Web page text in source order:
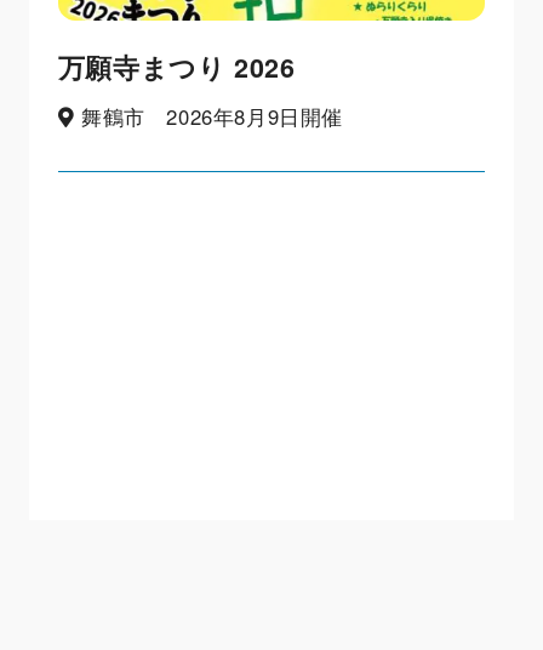
万願寺まつり 2026
舞鶴市 2026年8月9日開催